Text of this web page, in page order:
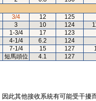
3/4 12 125
3 10 124
1-3/4 17 123
4-1/4 6.2 124
7-1/4 15 127
短馬頭位 4.1 127
此其他接收系統有可能受干擾